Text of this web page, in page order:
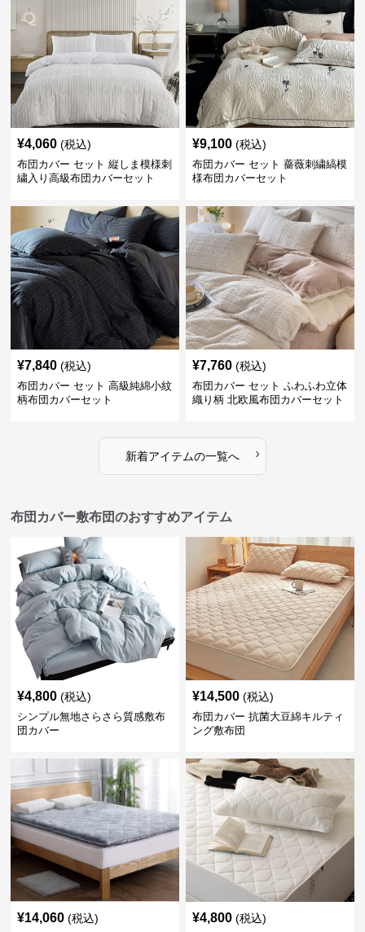
¥4,060 (税込)
布団カバー セット 縦しま模様刺
繍入り高級布団カバーセット
¥9,100 (税込)
布団カバー セット 薔薇刺繍縞模
様布団カバーセット
¥7,840 (税込)
布団カバー セット 高級純綿小紋
柄布団カバーセット
¥7,760 (税込)
布団カバー セット ふわふわ立体
織り柄 北欧風布団カバーセット
新着アイテムの一覧へ ›
布団カバー敷布団のおすすめアイテム
¥4,800 (税込)
シンプル無地さらさら質感敷布
団カバー
¥14,500 (税込)
布団カバー 抗菌大豆綿キルティ
ング敷布団
¥14,060 (税込) ¥4,800 (税込)